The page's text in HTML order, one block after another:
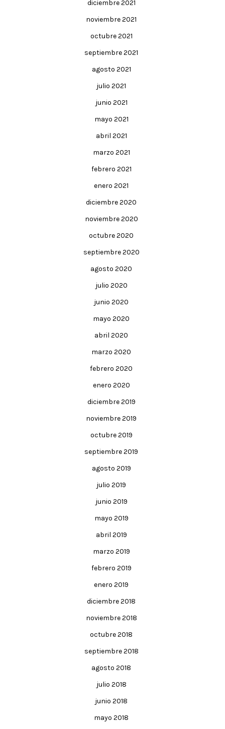
diciembre 2021
noviembre 2021
octubre 2021
septiembre 2021
agosto 2021
julio 2021
junio 2021
mayo 2021
abril 2021
marzo 2021
febrero 2021
enero 2021
diciembre 2020
noviembre 2020
octubre 2020
septiembre 2020
agosto 2020
julio 2020
junio 2020
mayo 2020
abril 2020
marzo 2020
febrero 2020
enero 2020
diciembre 2019
noviembre 2019
octubre 2019
septiembre 2019
agosto 2019
julio 2019
junio 2019
mayo 2019
abril 2019
marzo 2019
febrero 2019
enero 2019
diciembre 2018
noviembre 2018
octubre 2018
septiembre 2018
agosto 2018
julio 2018
junio 2018
mayo 2018